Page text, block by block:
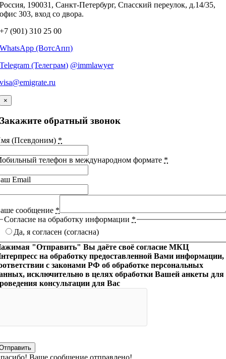
Россия, 190031, Санкт-Петербург, Спасский переулок, д.14/35,
офис 303, вход со двора.
+7 (901) 310 25 00
WhatsApp (ВотсАпп)
Telegram (Телеграм) @immlawyer
visa@emigrate.ru
×
Закажите обратный звонок
(Псевдоним) *
телефон в международном формате *
Email
сообщение *
Согласие на обработку информации *
Да, я согласен (согласна)
"Отправить" Вы даёте своё согласие МКЦ
на обработку предоставленной Вами информации,
с законами РФ об обработке персональных
исключительно в целях обработки Вашей анкеты для
консультации для Вас